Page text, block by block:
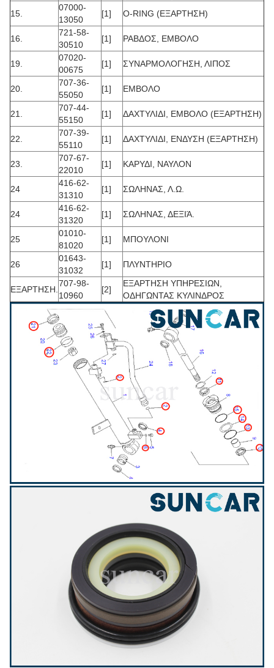
15.
07000-
13050
[1] O-RING (ΕΞΑΡΤΗΣΗ)
16.
721-58-
30510
[1] ΡΑΒΔΟΣ, ΕΜΒΟΛΟ
19.
07020-
00675
[1] ΣΥΝΑΡΜΟΛΟΓΗΣΗ, ΛΙΠΟΣ
20.
707-36-
55050
[1] ΕΜΒΟΛΟ
21.
707-44-
55150
[1] ΔΑΧΤΥΛΙΔΙ, ΕΜΒΟΛΟ (ΕΞΑΡΤΗΣΗ)
22.
707-39-
55110
[1] ΔΑΧΤΥΛΙΔΙ, ΕΝΔΥΣΗ (ΕΞΑΡΤΗΣΗ)
23.
707-67-
22010
[1] ΚΑΡΥΔΙ, ΝΑΥΛΟΝ
24
416-62-
31310
[1] ΣΩΛΗΝΑΣ, Λ.Ω.
24
416-62-
31320
[1] ΣΩΛΗΝΑΣ, ΔΕΞΙΆ.
25
01010-
81020
[1] ΜΠΟΥΛΟΝΙ
26
01643-
31032
[1] ΠΛΥΝΤΗΡΙΟ
ΕΞΑΡΤΗΣΗ.
707-98-
10960
[2]
ΕΞΑΡΤΗΣΗ ΥΠΗΡΕΣΙΩΝ,
ΟΔΗΓΩΝΤΑΣ ΚΥΛΙΝΔΡΟΣ